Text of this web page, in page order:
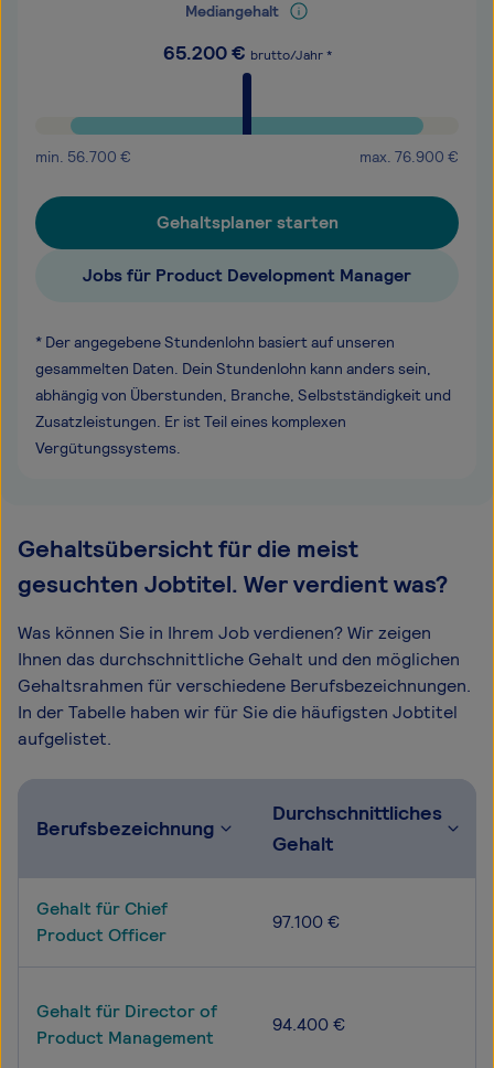
Mediangehalt
65.200€ brutto/Jahr *
min. 56.700 € max. 76.900 €
Gehaltsplaner starten
Jobs für Product Development Manager
* Der angegebene Stundenlohn basiert auf unseren
gesammelten Daten. Dein Stundenlohn kann anders sein,
abhängig von Überstunden, Branche, Selbstständigkeit und
Zusatzleistungen. Er ist Teil eines komplexen
Vergütungssystems.
Gehaltsübersicht für die meist
gesuchten Jobtitel. Wer verdient was?
Was können Sie in Ihrem Job verdienen? Wir zeigen
Ihnen das durchschnittliche Gehalt und den möglichen
Gehaltsrahmen für verschiedene Berufsbezeichnungen.
In der Tabelle haben wir für Sie die häufigsten Jobtitel
aufgelistet.
Berufsbezeichnung
Durchschnittliches
Gehalt
Gehalt für Chief
Product Officer
97.100 €
Gehalt für Director of
Product Management
94.400 €